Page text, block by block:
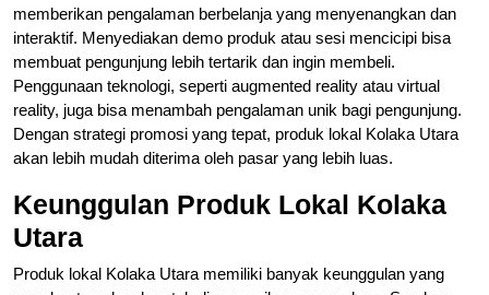
memberikan pengalaman berbelanja yang menyenangkan dan
interaktif. Menyediakan demo produk atau sesi mencicipi bisa
membuat pengunjung lebih tertarik dan ingin membeli.
Penggunaan teknologi, seperti augmented reality atau virtual
reality, juga bisa menambah pengalaman unik bagi pengunjung.
Dengan strategi promosi yang tepat, produk lokal Kolaka Utara
akan lebih mudah diterima oleh pasar yang lebih luas.
Keunggulan Produk Lokal Kolaka
Utara
Produk lokal Kolaka Utara memiliki banyak keunggulan yang